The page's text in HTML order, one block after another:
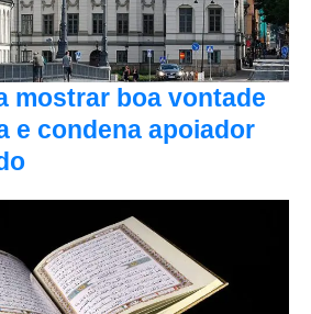
mostrar boa vontade
e condena apoiador